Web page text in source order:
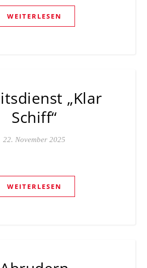
WEITERLESEN
„Klar
Schiff“
22. November 2025
WEITERLESEN